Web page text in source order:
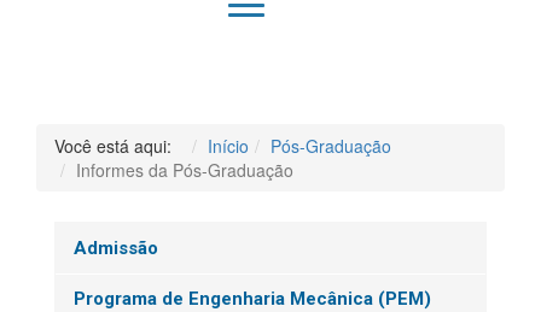
QUEM SOMOS
Você está aqui: Início
Pós-Graduação
Informes da Pós-Graduação
Admissão
Programa de Engenharia Mecânica (PEM)